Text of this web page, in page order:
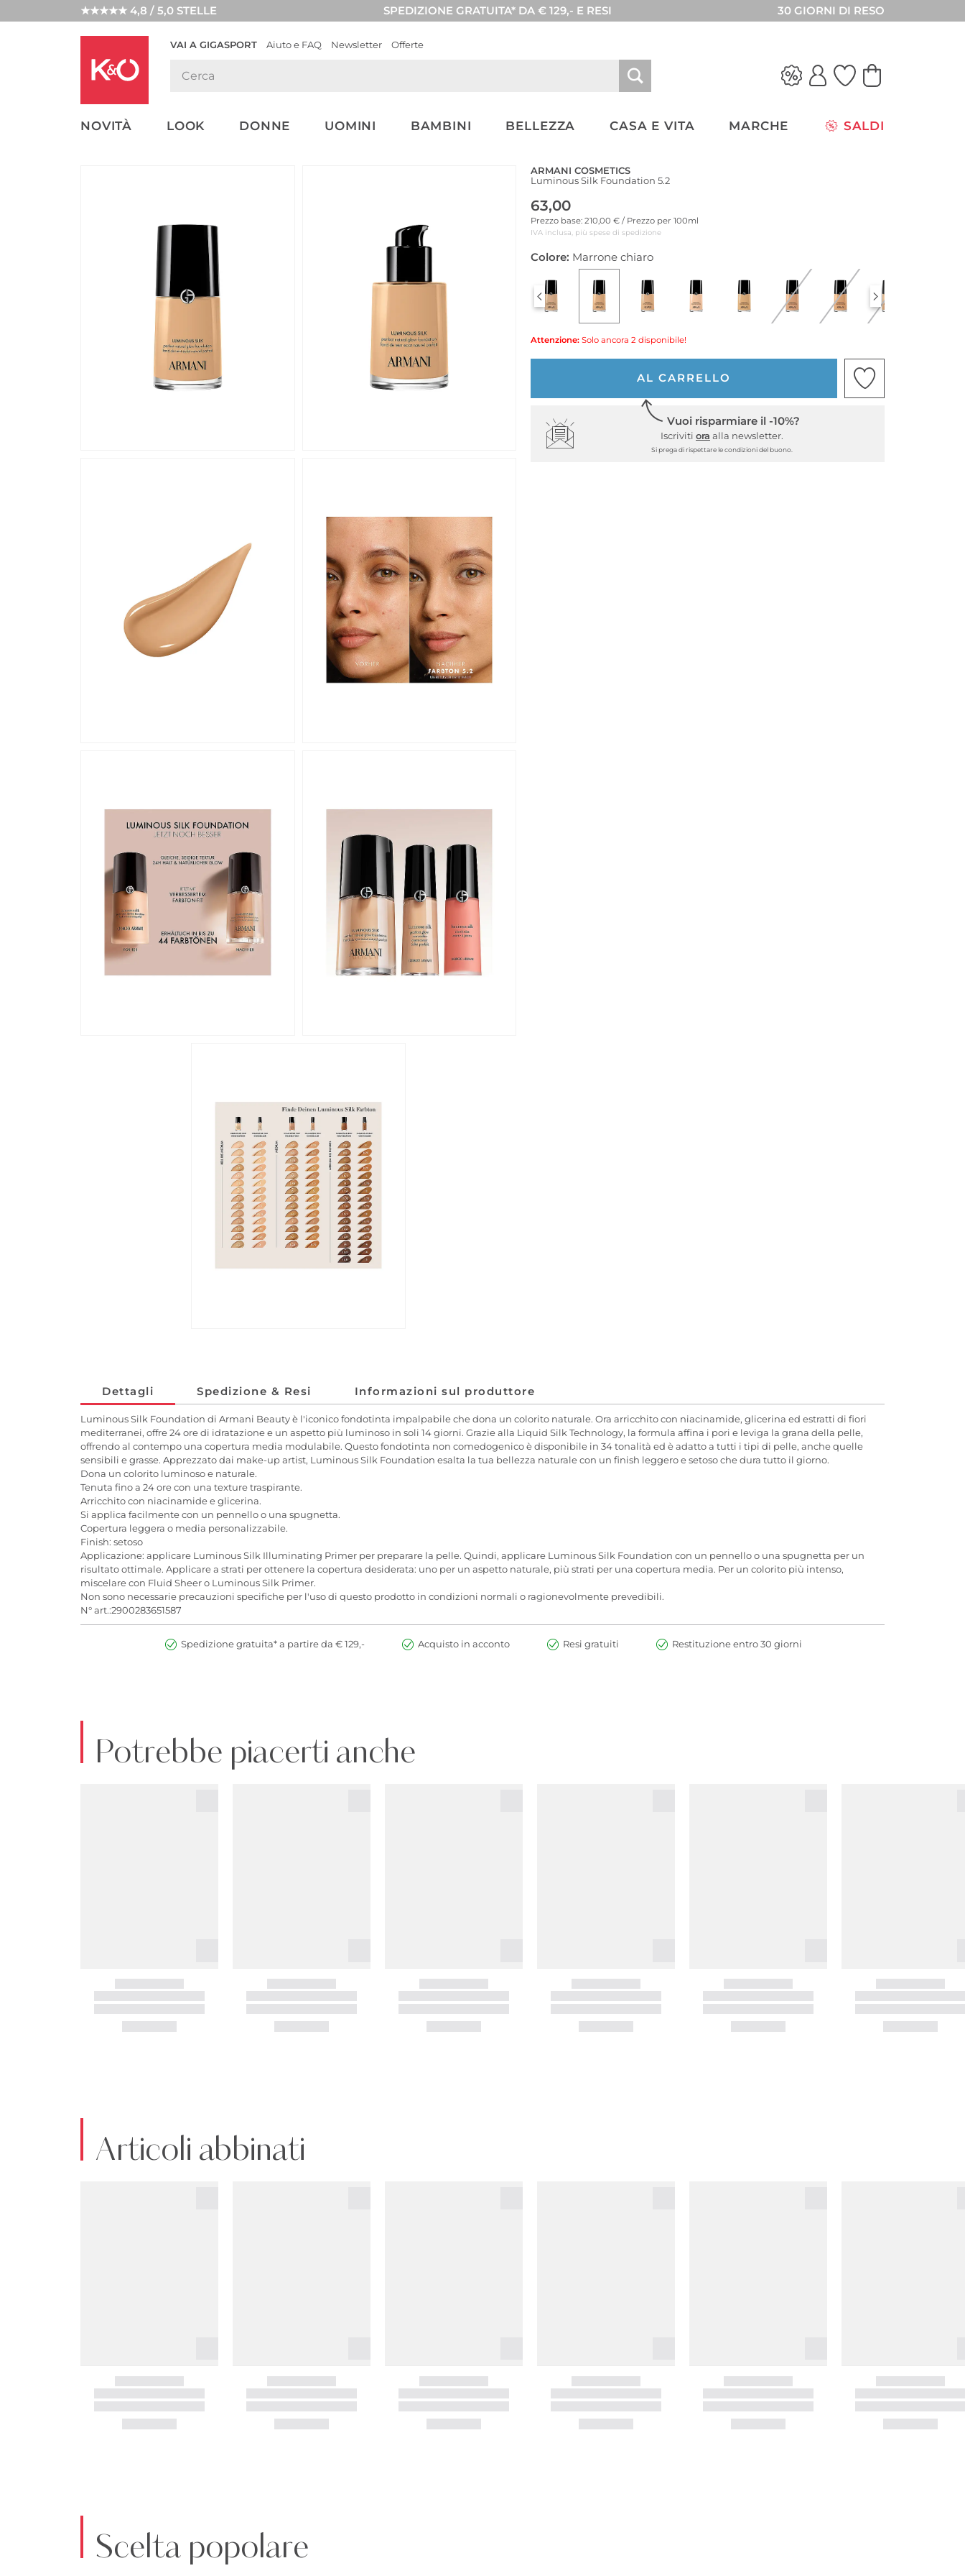
★★★★★ 4,8 / 5,0 STELLE SPEDIZIONE GRATUITA* DA € 129,- E RESI 30 GIORNI DI RESO
VAI A GIGASPORT Aiuto e FAQ Newsletter Offerte
NOVITÀ LOOK DONNE UOMINI BAMBINI BELLEZZA CASA E VITA MARCHE SALDI
LOOK
WEDDING
ARMANI COSMETICS
Luminous Silk Foundation 5.2
63,00
Prezzo base: 210,00 € / Prezzo per 100ml
IVA inclusa, più spese di spedizione
Colore: Marrone chiaro
Attenzione: Solo ancora 2 disponibile!
AL CARRELLO
Vuoi risparmiare il -10%?
Iscriviti ora alla newsletter.
Si prega di rispettare le condizioni del buono.
Dettagli Spedizione & Resi Informazioni sul produttore
Luminous Silk Foundation di Armani Beauty è l'iconico fondotinta impalpabile che dona un colorito naturale. Ora arricchito con niacinamide, glicerina ed estratti di fiori
mediterranei, offre 24 ore di idratazione e un aspetto più luminoso in soli 14 giorni. Grazie alla Liquid Silk Technology, la formula affina i pori e leviga la grana della pelle,
offrendo al contempo una copertura media modulabile. Questo fondotinta non comedogenico è disponibile in 34 tonalità ed è adatto a tutti i tipi di pelle, anche quelle
sensibili e grasse. Apprezzato dai make-up artist, Luminous Silk Foundation esalta la tua bellezza naturale con un finish leggero e setoso che dura tutto il giorno.
Dona un colorito luminoso e naturale.
Tenuta fino a 24 ore con una texture traspirante.
Arricchito con niacinamide e glicerina.
Si applica facilmente con un pennello o una spugnetta.
Copertura leggera o media personalizzabile.
Finish: setoso
Applicazione: applicare Luminous Silk Illuminating Primer per preparare la pelle. Quindi, applicare Luminous Silk Foundation con un pennello o una spugnetta per un
risultato ottimale. Applicare a strati per ottenere la copertura desiderata: uno per un aspetto naturale, più strati per una copertura media. Per un colorito più intenso,
miscelare con Fluid Sheer o Luminous Silk Primer.
Non sono necessarie precauzioni specifiche per l'uso di questo prodotto in condizioni normali o ragionevolmente prevedibili.
N° art.:2900283651587
Spedizione gratuita* a partire da € 129,- Acquisto in acconto Resi gratuiti Restituzione entro 30 giorni
Potrebbe piacerti anche
Articoli abbinati
Scelta popolare